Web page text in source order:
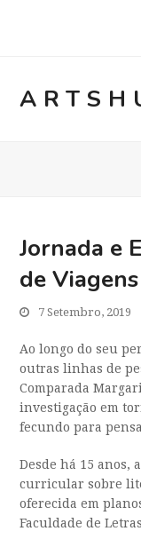
Jornada e
de
7 Setembro, 2019
Ao longo do seu
outras linhas de
Comparada
investigação em
fecundo para
Desde há 15 anos,
curricular sobre
oferecida em
Faculdade de